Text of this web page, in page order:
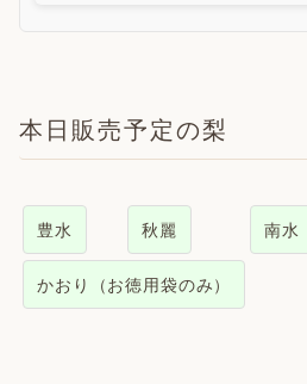
本日販売予定の梨
豊水 秋麗 南水
かおり（お徳用袋のみ）